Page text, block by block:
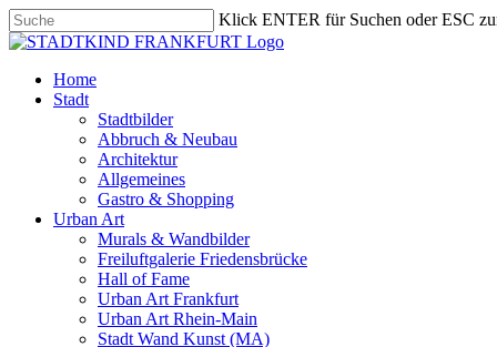
Skip
to
content
Klick ENTER für Suchen oder ESC
Close
search
Menu
Home
Stadt
Stadtbilder
Abbruch & Neubau
Architektur
Allgemeines
Gastro & Shopping
Urban Art
Murals & Wandbilder
Freiluftgalerie Friedensbrücke
Hall of Fame
Urban Art Frankfurt
Urban Art Rhein-Main
Stadt Wand Kunst (MA)